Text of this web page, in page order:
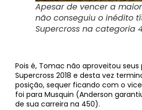
Apesar de vencer a
não conseguiu o inédito
Supercross na categoria
Pois é, Tomac não aproveitou seus
Supercross 2018 e desta vez
posição, sequer ficando com o
foi para Musquin (Anderson
de sua carreira na 450).